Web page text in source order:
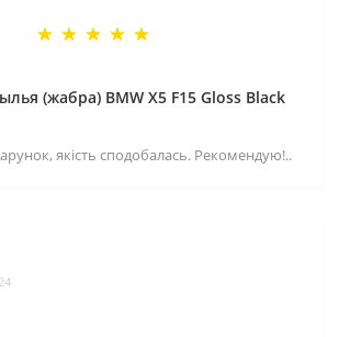
(жабра) BMW X5 F15 Gloss Black
якість сподобалась. Рекомендую!..